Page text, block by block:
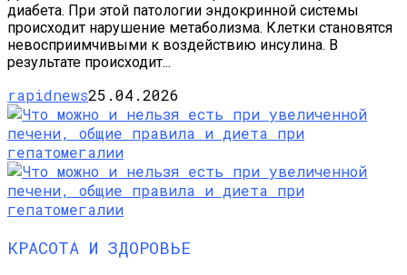
диабета. При этой патологии эндокринной системы
происходит нарушение метаболизма. Клетки становятся
невосприимчивыми к воздействию инсулина. В
результате происходит...
rapidnews25.04.2026
КРАСОТА И ЗДОРОВЬЕ